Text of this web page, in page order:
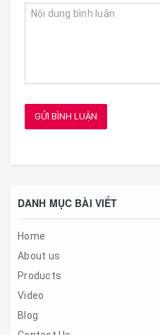
GỬI BÌNH LUẬN
DANH MỤC BÀI VIẾT
Home
About us
Products
Video
Blog